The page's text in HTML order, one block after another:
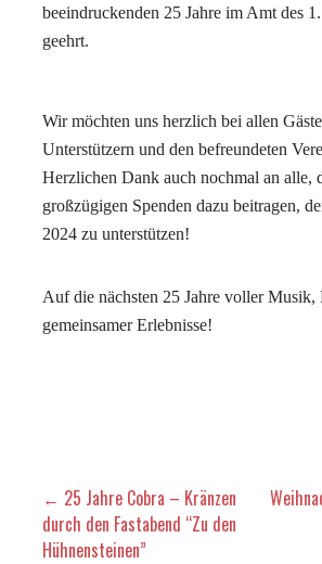
beeindruckenden 25 Jahre im Amt des
geehrt.
Wir möchten uns herzlich bei allen
Unterstützern und den befreundeten
Herzlichen Dank auch nochmal an alle,
großzügigen Spenden dazu beitragen,
2024 zu unterstützen!
Auf die nächsten 25 Jahre voller Musik,
gemeinsamer Erlebnisse!
Beitragsnavigation
← 25 Jahre Cobra – Kränzen
durch den Fastabend “Zu den
Hühnensteinen”